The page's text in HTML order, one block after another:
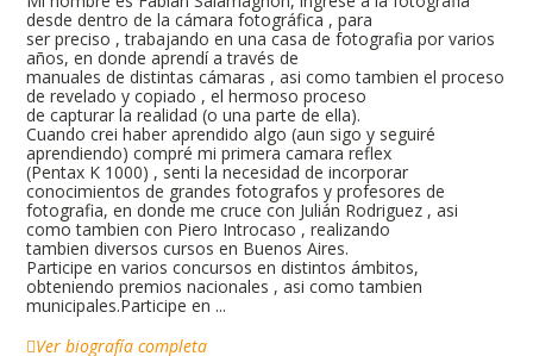
desde dentro de la cámara fotográfica , para
ser preciso , trabajando en una casa de fotografia por varios
años, en donde aprendí a través de
manuales de distintas cámaras , asi como tambien el proceso
de revelado y copiado , el hermoso proceso
de capturar la realidad (o una parte de ella).
Cuando crei haber aprendido algo (aun sigo y seguiré
aprendiendo) compré mi primera camara reflex
(Pentax K 1000) , senti la necesidad de incorporar
conocimientos de grandes fotografos y profesores de
fotografia, en donde me cruce con Julián Rodriguez , asi
como tambien con Piero Introcaso , realizando
tambien diversos cursos en Buenos Aires.
Participe en varios concursos en distintos ámbitos,
obteniendo premios nacionales , asi como tambien
municipales.Participe en ...
Ver biografía completa